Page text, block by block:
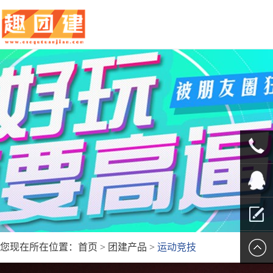
您现在所在位置： 首页 > 团建产品 > 运动竞技
010-
QQ客服
留言报